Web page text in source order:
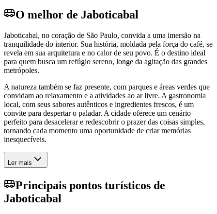
O melhor de Jaboticabal
Jaboticabal, no coração de São Paulo, convida a uma imersão na
tranquilidade do interior. Sua história, moldada pela força do café, se
revela em sua arquitetura e no calor de seu povo. É o destino ideal
para quem busca um refúgio sereno, longe da agitação das grandes
metrópoles.
A natureza também se faz presente, com parques e áreas verdes que
convidam ao relaxamento e a atividades ao ar livre. A gastronomia
local, com seus sabores autênticos e ingredientes frescos, é um
convite para despertar o paladar. A cidade oferece um cenário
perfeito para desacelerar e redescobrir o prazer das coisas simples,
tornando cada momento uma oportunidade de criar memórias
inesquecíveis.
Ler mais
Principais pontos turísticos de
Jaboticabal